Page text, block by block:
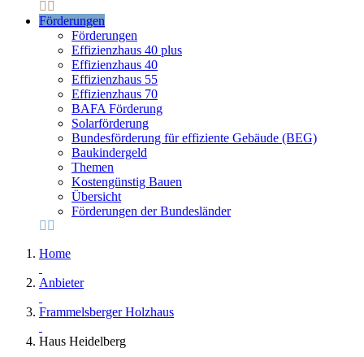
Förderungen
Förderungen
Effizienzhaus 40 plus
Effizienzhaus 40
Effizienzhaus 55
Effizienzhaus 70
BAFA Förderung
Solarförderung
Bundesförderung für effiziente Gebäude (BEG)
Baukindergeld
Themen
Kostengünstig Bauen
Übersicht
Förderungen der Bundesländer
Home
Anbieter
Frammelsberger Holzhaus
Haus Heidelberg